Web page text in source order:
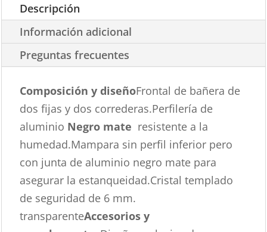
Descripción
Información adicional
Preguntas frecuentes
Composición y diseñoFrontal de bañera de
dos fijas y dos correderas.Perfilería de
aluminio Negro mate resistente a la
humedad.Mampara sin perfil inferior pero
con junta de aluminio negro mate para
asegurar la estanqueidad.Cristal templado
de seguridad de 6 mm.
transparenteAccesorios y